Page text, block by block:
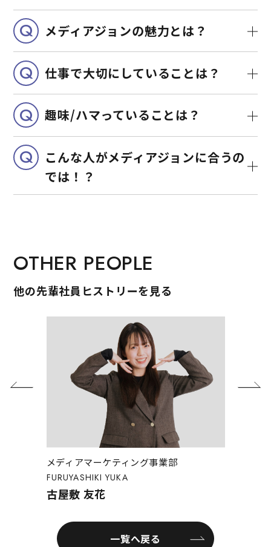
Q メディアジョンの魅力とは？
Q 仕事で大切にしていることは？
Q 趣味/ハマっていることは？
Q
こんな人がメディアジョンに合うの
では！？
OTHER PEOPLE
他の先輩社員ヒストリーを見る
メディアマーケティング事業部
FURUYASHIKI YUKA
古屋敷 友花
一覧へ戻る